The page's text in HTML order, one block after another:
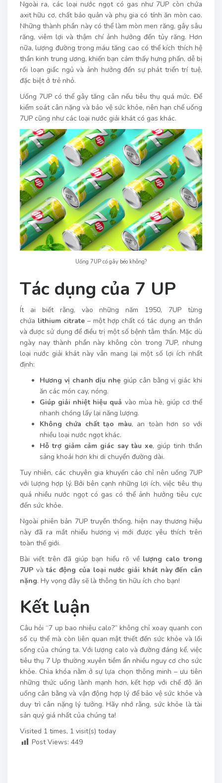
Ngoài ra, các loại nước ngọt có gas như 7UP còn chứa
axit hữu cơ, chất bảo quản và phụ gia có tính ăn mòn cao.
Những thành phần này có thể làm mòn men răng, gây sâu
răng, viêm lợi và thậm chí ảnh hưởng đến tủy răng. Hơn
nữa, lượng đường trong máu tăng cao có thể kích thích hệ
thần kinh trung ương, khiến bạn cảm thấy hưng phấn, dễ bị
rối loạn giấc ngủ và ảnh hưởng đến sự phát triển trí tuệ,
đặc biệt ở trẻ nhỏ.
Uống 7UP có thể gây tăng cân nếu tiêu thụ quá mức. Để
kiểm soát cân nặng và bảo vệ sức khỏe, nên hạn chế uống
7UP cũng như các loại nước giải khát có gas khác.
Uống 7UP có gây béo không?
Tác dụng của 7 UP
Ít ai biết rằng, vào những năm 1950, 7UP từng
chứa lithium citrate– một hợp chất có tác dụng an thần
và được sử dụng để điều trị một số bệnh tâm thần. Mặc dù
ngày nay thành phần này không còn trong 7UP, nhưng
loại nước giải khát này vẫn mang lại một số lợi ích nhất
định:
Hương vị chanh dịu nhẹ giúp cân bằng vị giác khi
ăn các món cay, nóng.
Giúp giải nhiệt hiệu quả vào mùa hè, giúp cơ thể
nhanh chóng lấy lại năng lượng.
Không chứa chất tạo màu, an toàn hơn so với
nhiều loại nước ngọt khác.
Hỗ trợ giảm cảm giác say tàu xe, giúp tinh thần
sảng khoái hơn khi di chuyển đường dài.
Tuy nhiên, các chuyên gia khuyến cáo chỉ nên uống 7UP
với lượng hợp lý. Bởi bên cạnh những lợi ích, việc tiêu thụ
quá nhiều nước ngọt có gas có thể ảnh hưởng tiêu cực
đến sức khỏe.
Ngoài phiên bản 7UP truyền thống, hiện nay thương hiệu
này đã ra mắt nhiều hương vị mới được yêu thích trên
toàn thế giới.
Bài viết trên đã giúp bạn hiểu rõ về lượng calo trong
7UP vàtác động của loại nước giải khát này đến cân
nặng. Hy vọng đây sẽ là thông tin hữu ích cho bạn!
Kết luận
Câu hỏi “7 up bao nhiêu calo?” không chỉ xoay quanh con
số cụ thể mà còn liên quan mật thiết đến sức khỏe và lối
sống của chúng ta. Với lượng calo và đường đáng kể, việc
tiêu thụ 7 Up thường xuyên tiềm ẩn nhiều nguy cơ cho sức
khỏe. Chìa khóa nằm ở sự lựa chọn thông minh – ưu tiên
những thức uống lành mạnh hơn, kết hợp với chế độ ăn
uống cân bằng và vận động hợp lý để bảo vệ sức khỏe và
duy trì cân nặng lý tưởng. Hãy nhớ rằng, sức khỏe là tài
sản quý giá nhất của chúng ta!
Visited 1 times, 1 visit(s) today
Post Views: 449